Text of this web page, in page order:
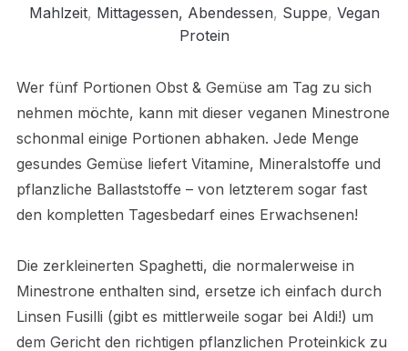
Mahlzeit, Mittagessen, Abendessen, Suppe, Vegan
Protein
Wer fünf Portionen Obst & Gemüse am Tag zu sich
nehmen möchte, kann mit dieser veganen Minestrone
schonmal einige Portionen abhaken. Jede Menge
gesundes Gemüse liefert Vitamine, Mineralstoffe und
pflanzliche Ballaststoffe – von letzterem sogar fast
den kompletten Tagesbedarf eines Erwachsenen!
Die zerkleinerten Spaghetti, die normalerweise in
Minestrone enthalten sind, ersetze ich einfach durch
Linsen Fusilli (gibt es mittlerweile sogar bei Aldi!) um
dem Gericht den richtigen pflanzlichen Proteinkick zu